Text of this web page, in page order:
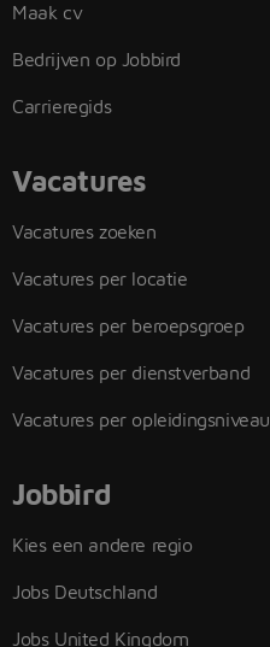
Maak cv
Bedrijven op Jobbird
Carrieregids
Vacatures
Vacatures zoeken
Vacatures per locatie
Vacatures per beroepsgroep
Vacatures per dienstverband
Vacatures per opleidingsniveau
Jobbird
Kies een andere regio
Jobs Deutschland
Jobs United Kingdom